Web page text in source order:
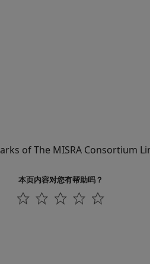
of The MISRA Consortium
本页内容对您有帮助吗？